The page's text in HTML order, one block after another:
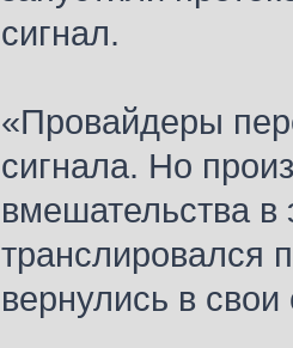
сигнал.
«Провайдеры
сигнала. Но
вмешательства
транслировался
вернулись в